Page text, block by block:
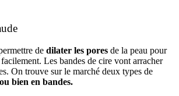
de dilater les pores de la peau pour
Les bandes de cire vont arracher
On trouve sur le marché deux types de
bien en bandes.